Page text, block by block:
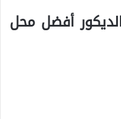
أفضل محل